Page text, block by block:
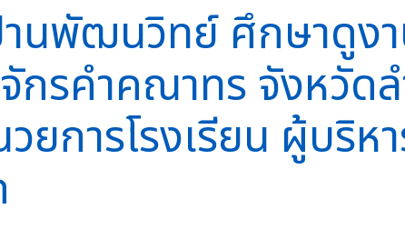
านพัฒนวิทย์ ศึกษาดูง
กรคำคณาทร จังหวัด
ยการโรงเรียน ผู้บริ